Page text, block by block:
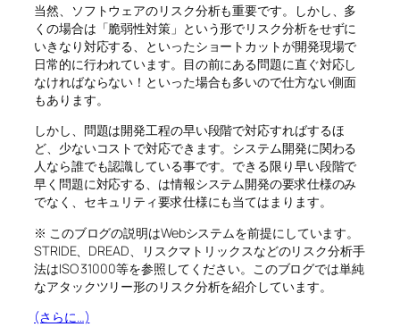
当然、ソフトウェアのリスク分析も重要です。しかし、多
くの場合は「脆弱性対策」という形でリスク分析をせずに
いきなり対応する、といったショートカットが開発現場で
日常的に行われています。目の前にある問題に直ぐ対応し
なければならない！といった場合も多いので仕方ない側面
もあります。
しかし、問題は開発工程の早い段階で対応すればするほ
ど、少ないコストで対応できます。システム開発に関わる
人なら誰でも認識している事です。できる限り早い段階で
早く問題に対応する、は情報システム開発の要求仕様のみ
でなく、セキュリティ要求仕様にも当てはまります。
※ このブログの説明はWebシステムを前提にしています。
STRIDE、DREAD、リスクマトリックスなどのリスク分析手
法はISO 31000等を参照してください。このブログでは単純
なアタックツリー形のリスク分析を紹介しています。
(さらに…)